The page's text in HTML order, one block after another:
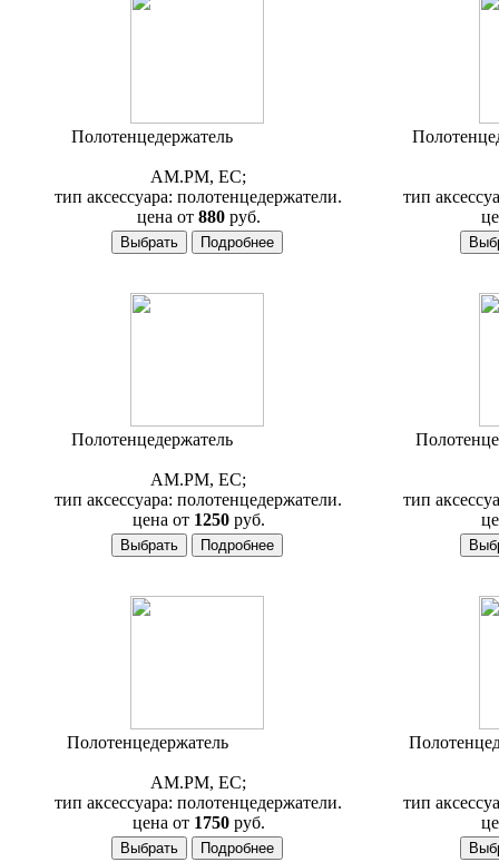
Полотенцедержатель
AM.PM, ЕС;
тип аксессуара: полотенцедержатели.
цена от880 руб.
тип
Полотенцедержатель
AM.PM, ЕС;
тип аксессуара: полотенцедержатели.
цена от1250 руб.
тип
Полотенцедержатель
AM.PM, ЕС;
тип аксессуара: полотенцедержатели.
цена от1750 руб.
тип